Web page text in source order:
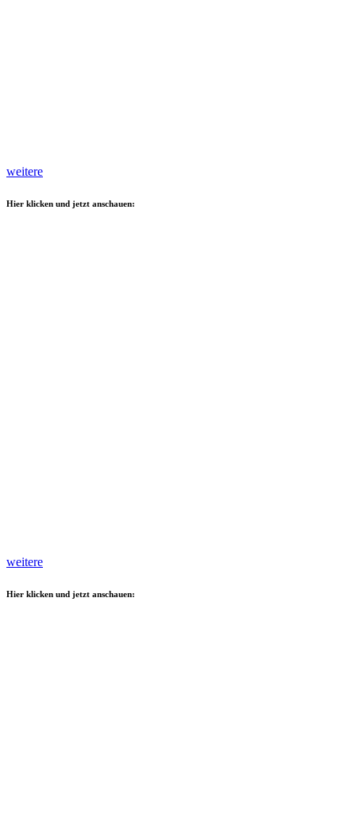
weitere
Hier klicken und jetzt anschauen:
weitere
Hier klicken und jetzt anschauen: